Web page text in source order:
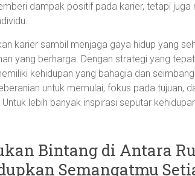
dampak positif pada karier, tetapi
karier sambil menjaga gaya hidup yang
yang berharga. Dengan strategi yang
kehidupan yang bahagia dan
untuk memulai, fokus pada tujuan,
lebih banyak inspirasi seputar
Bintang di Antara
Semangatmu